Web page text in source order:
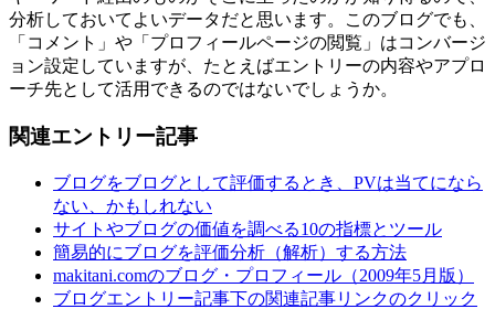
分析しておいてよいデータだと思います。このブログでも、
「コメント」や「プロフィールページの閲覧」はコンバージ
ョン設定していますが、たとえばエントリーの内容やアプロ
ーチ先として活用できるのではないでしょうか。
関連エントリー記事
ブログをブログとして評価するとき、PVは当てになら
ない、かもしれない
サイトやブログの価値を調べる10の指標とツール
簡易的にブログを評価分析（解析）する方法
makitani.comのブログ・プロフィール（2009年5月版）
ブログエントリー記事下の関連記事リンクのクリック